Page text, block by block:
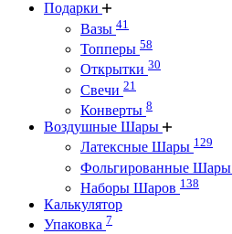
Подарки
Вазы 41
Топперы 58
Открытки 30
Свечи 21
Конверты 8
Воздушные Шары
Латексные Шары 129
Фольгированные Шары
Наборы Шаров 138
Калькулятор
Упаковка 7